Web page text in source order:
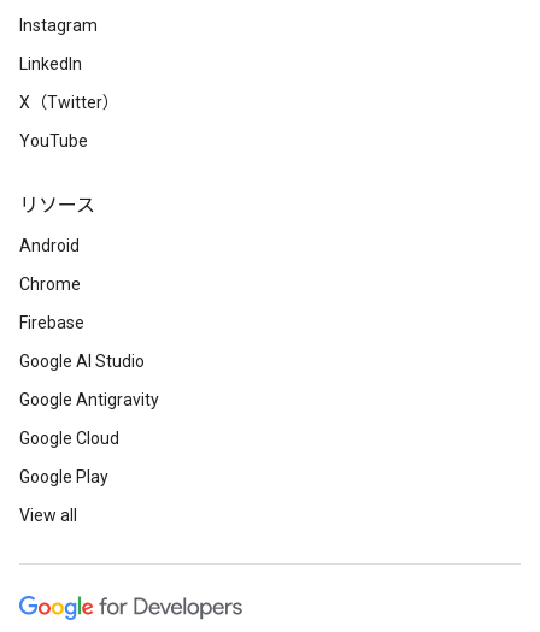
Instagram
LinkedIn
X（Twitter）
YouTube
リソース
Android
Chrome
Firebase
Google AI Studio
Google Antigravity
Google Cloud
Google Play
View all